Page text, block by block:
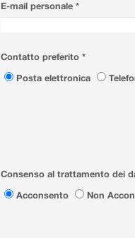
E-mail personale *
Contatto preferito *
Posta elettronica
Consenso al trattamento dei
Acconsento
Non